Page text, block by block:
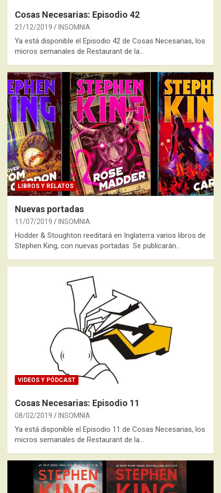
Cosas Necesarias: Episodio 42
21/12/2019 INSOMNIA
Ya está disponible el Episodio 42 de Cosas Necesarias, los
micros semanales de Restaurant de la…
LIBROS Y RELATOS
Nuevas portadas
11/07/2019 INSOMNIA
Hodder & Stoughton reeditará en Inglaterra varios libros de
Stephen King, con nuevas portadas. Se publicarán…
VIDEOS Y PÓDCAST
Cosas Necesarias: Episodio 11
08/02/2019 INSOMNIA
Ya está disponible el Episodio 11 de Cosas Necesarias, los
micros semanales de Restaurant de la…